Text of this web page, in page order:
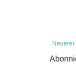
Neuerer